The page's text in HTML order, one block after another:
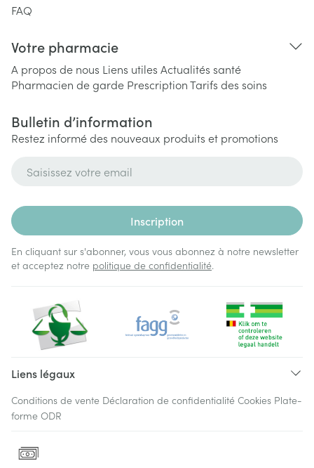
FAQ
Votre pharmacie
A propos de nous Liens utiles Actualités santé
Pharmacien de garde PrescriptionTarifs des soins
Bulletin d’information
Restez informé des nouveaux produits et promotions
Inscription
En cliquant sur s'abonner, vous vous abonnez à notre newsletter
et acceptez notre politique de confidentialité.
Liens légaux
Conditions de vente Déclaration de confidentialité Cookies Plate-
forme ODR